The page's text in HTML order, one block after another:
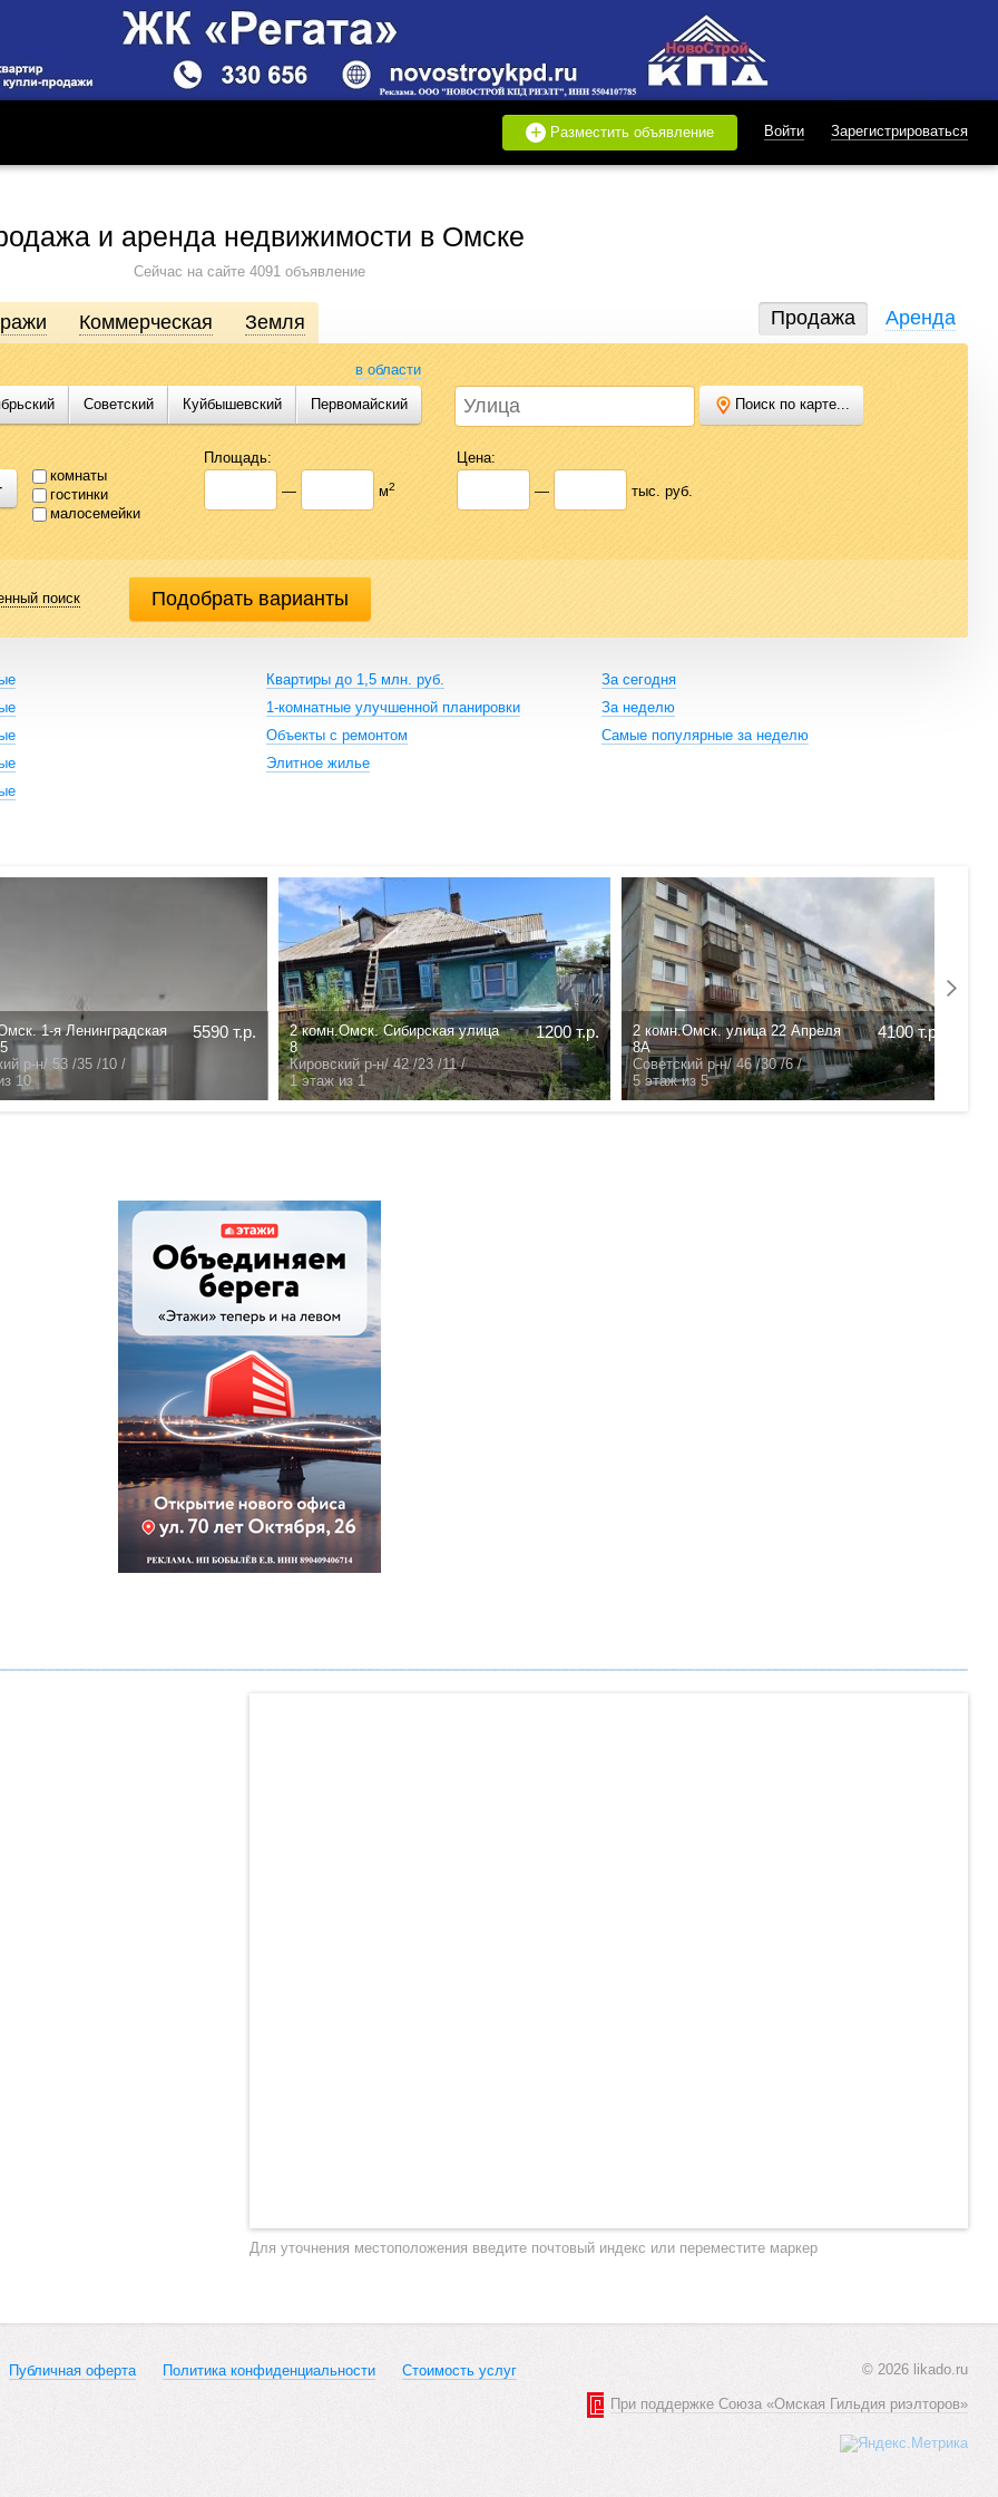
+ Разместить объявление Войти Зарегистрироваться
и аренда недвижимости в Омске
Сейчас на сайте 4091 объявление
от агентств, собственников, инвесторов и застройщиков. Продать или купить квартиру, найти землю под строительство,
предложениями Likado.ru, чтобы сэкономить время и силы в поисках нужного варианта.
Продажа Аренда
Коммерческая Земля
в области
Советский Куйбышевский Первомайский Поиск по карте...
комнаты
гостинки
малосемейки
Площадь:
—
м2
Цена:
—
тыс. руб.
поиск
Квартиры до 1,5 млн. руб.
1-комнатные улучшенной планировки
Объекты с ремонтом
Элитное жилье
За сегодня
За неделю
Самые популярные за неделю
Сибирская улица
н/42 /23 /11 /
1200 т.р.
2 комн.Омск. улица 22 Апреля
8А
Советский р-н/46 /30 /6 /
5 этаж из 5
4100 т.р.
1 комн.Омск. улица
Энергетиков 63Б
Советский р-н/31 /19.3 /5.9 /
5 этаж из 5
3200 т.р.
Для уточнения местоположения введите почтовый индекс или переместите маркер
Публичная оферта Политика конфиденциальности Стоимость услуг © 2026 likado.ru
При поддержке Союза «Омская Гильдия риэлторов»